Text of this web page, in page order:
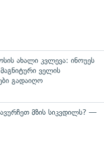
ახალი კვლევა: ინოუეს
ველის
გადაიღო
მზის სიკვდილს? —